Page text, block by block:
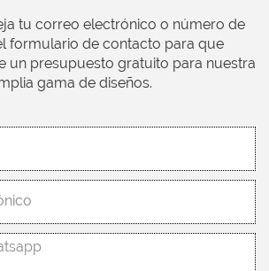
tu correo electrónico o número de
formulario de contacto para que
un presupuesto gratuito para nuestra
gama de diseños.